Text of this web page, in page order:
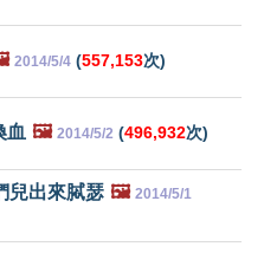
2014/5/4 (557,153次)
血 🖼️ 2014/5/2 (496,932次)
兒出來脦瑟 🖼️ 2014/5/1